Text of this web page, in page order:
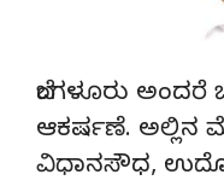
ಬೆಂಗಳೂರು
ಆಕರ್ಷಣೆ. ಅಲ್ಲಿನ
ವಿಧಾನಸೌಧ,